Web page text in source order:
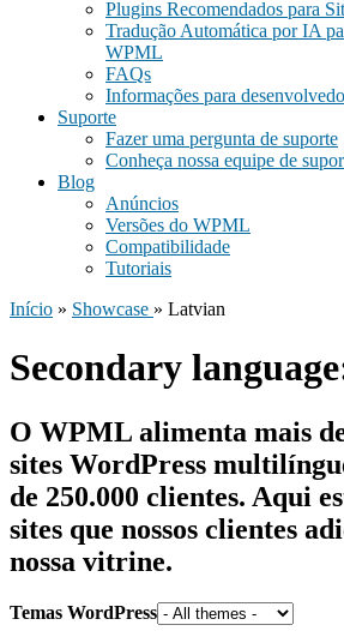
Plugins Recomendados para
Tradução Automática por IA
WPML
FAQs
Informações para
Suporte
Fazer uma pergunta de suporte
Conheça nossa equipe de
Blog
Anúncios
Versões do WPML
Compatibilidade
Tutoriais
Início » Showcase » Latvian
Secondary
O WPML alimenta mais
sites WordPress
de 250.000 clientes. Aqui
sites que nossos clientes
nossa vitrine.
Temas WordPress